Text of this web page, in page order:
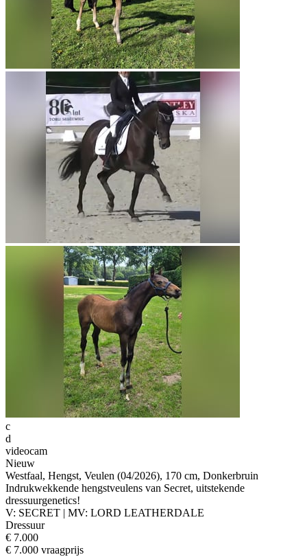
c
d
videocam
Nieuw
Westfaal, Hengst, Veulen (04/2026), 170 cm, Donkerbruin
Indrukwekkende hengstveulens van Secret, uitstekende
dressuurgenetics!
V: SECRET | MV: LORD LEATHERDALE
Dressuur
€ 7.000
€ 7.000 vraagprijs